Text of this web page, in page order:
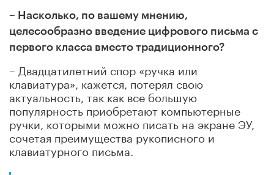
– Насколько, по вашему мнению,
целесообразно введение цифрового письма с
первого класса вместо традиционного?
– Двадцатилетний спор «ручка или
клавиатура», кажется, потерял свою
актуальность, так как все большую
популярность приобретают компьютерные
ручки, которыми можно писать на экране ЭУ,
сочетая преимущества рукописного и
клавиатурного письма.